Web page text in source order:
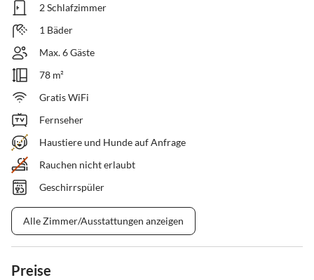
2 Schlafzimmer
1 Bäder
Max. 6 Gäste
78 m²
Gratis WiFi
Fernseher
Haustiere und Hunde auf Anfrage
Rauchen nicht erlaubt
Geschirrspüler
Alle Zimmer/Ausstattungen anzeigen
Preise